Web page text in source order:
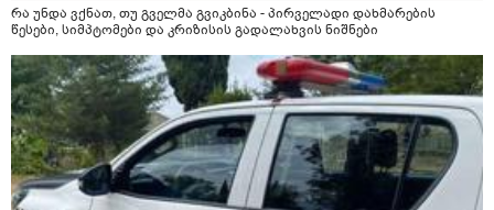
რა უნდა ვქნათ, თუ გველმა გვიკბინა - პირველადი დახმარების
წესები, სიმპტომები და კრიზისის გადალახვის ნიშნები